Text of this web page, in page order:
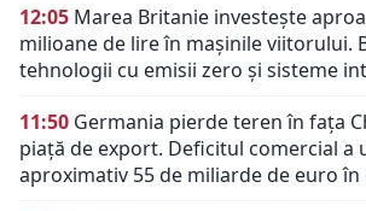
12:05 Marea Britanie investește
milioane de lire în mașinile viitorului.
tehnologii cu emisii zero și sisteme
11:50 Germania pierde teren în fața
piață de export. Deficitul comercial a
aproximativ 55 de miliarde de euro în